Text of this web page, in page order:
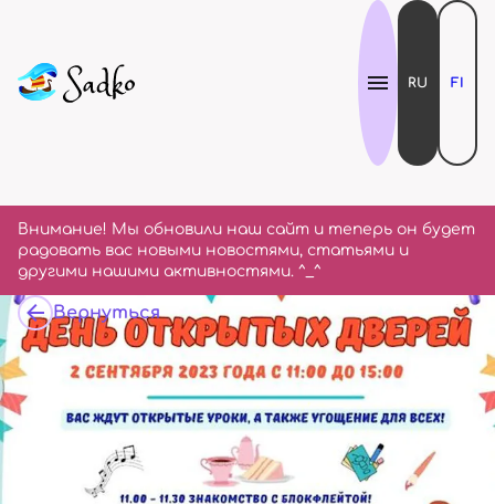
Внимание! Мы обновили наш сайт и теперь он будет
радовать вас новыми новостями, статьями и
другими нашими активностями. ^_^
RU FI
Вернуться